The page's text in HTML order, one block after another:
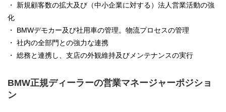
・ 新規顧客数の拡大及び（中小企業に対する）法人営業活動の強
化
・ BMWデモカー及び社用車の管理。物流プロセスの管理
・ 社内の全部門との強力な連携
・ 総務と連携し、支店の外観維持及びメンテナンスの実行
BMW正規ディーラーの営業マネージャーポジショ
ン